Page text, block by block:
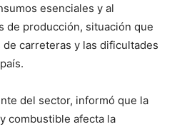
esenciales y al
de producción, situación que
carreteras y las dificultades
del sector, informó que la
combustible afecta la